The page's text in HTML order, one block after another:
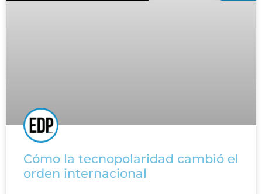
Cómo la tecnopolaridad cambió el
orden internacional